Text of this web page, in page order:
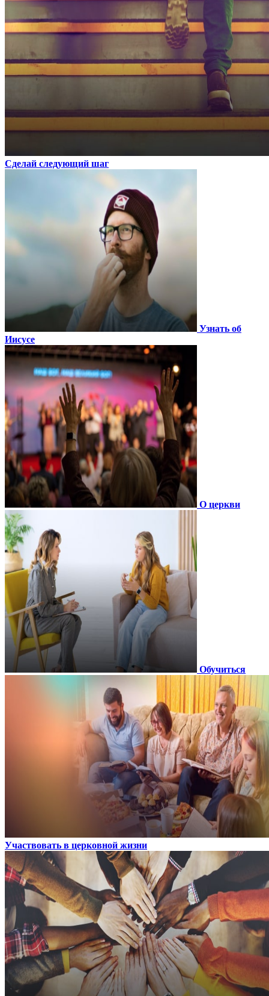
Сделай следующий шаг
Узнать об
Иисусе
О церкви
Обучиться
Участвовать в церковной жизни